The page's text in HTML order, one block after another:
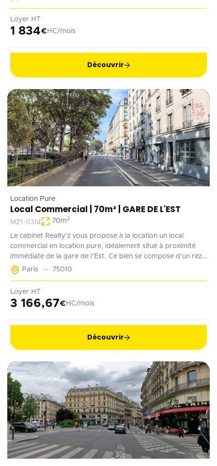
Loyer HT
1 834€ HC/mois
Découvrir
Location Pure
Local Commercial | 70m² | GARE DE L'EST
MZ1-11314 70m2
Le cabinet Realty’z vous propose à la location un local
commercial en location pure, idéalement situé à proximité
immédiate de la gare de l’Est. Ce bien se compose d’un rez-
de-chaussée de 70 m² accessible à la fois depuis la rue et les
parties communes de l’immeuble. Deux emplacements de
rénové, ce local est adapté à tout type d’activité ne générant
pas de nuisances.
Paris 75010
Loyer HT
3 166,67€ HC/mois
Découvrir